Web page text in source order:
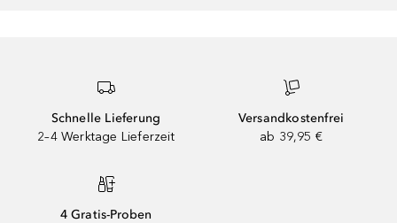
Schnelle Lieferung
2–4 Werktage Lieferzeit
Versandkostenfrei
ab 39,95 €
4 Gratis-Proben